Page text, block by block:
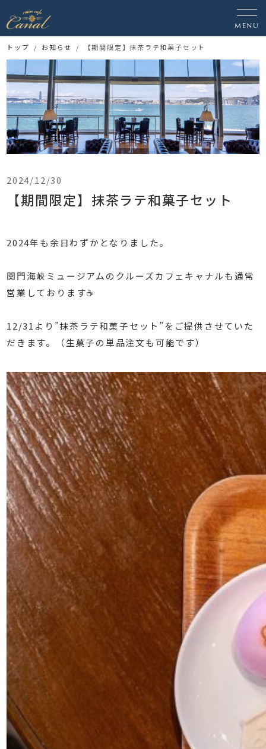
MENU
トップ お知らせ 【期間限定】抹茶ラテ和菓子セット
2024/12/30
【期間限定】抹茶ラテ和菓子セット
2024年も余日わずかとなりました。
関門海峡ミュージアムのクルーズカフェキャナルも通常
営業しております☕️
12/31より”抹茶ラテ和菓子セット”をご提供させていた
だきます。（生菓子の単品注文も可能です）